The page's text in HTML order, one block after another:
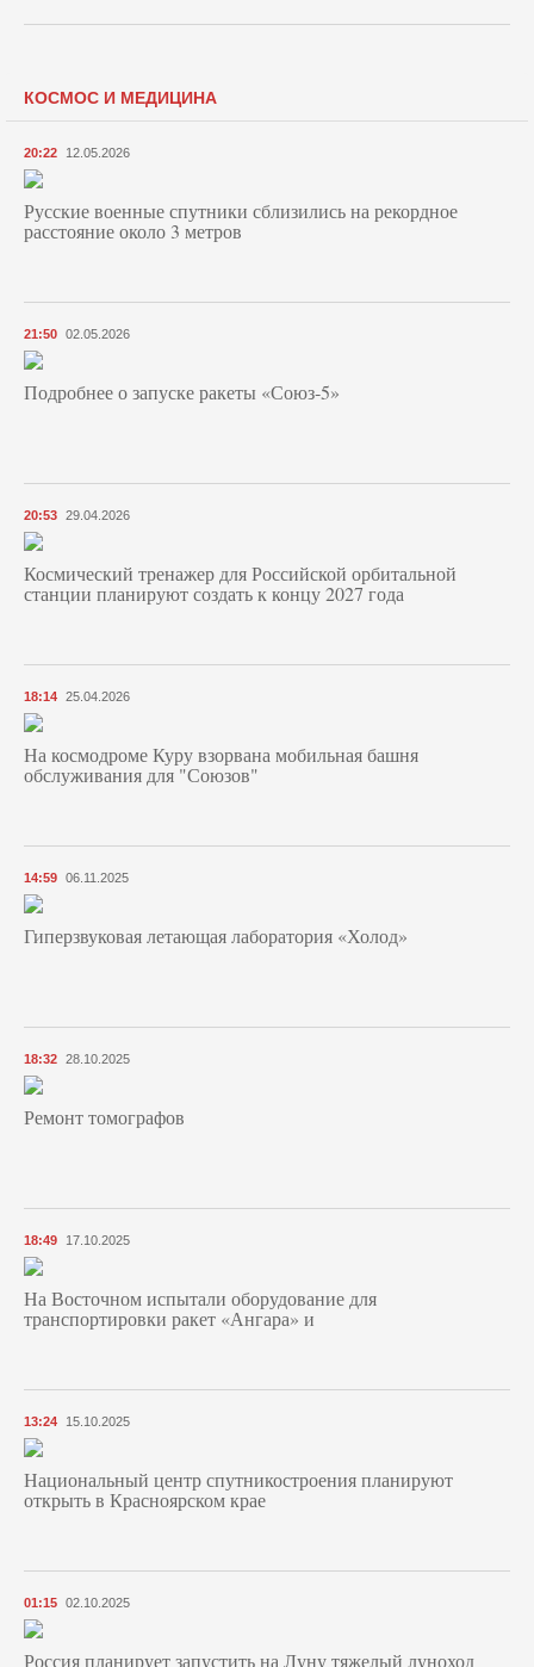
КОСМОС И МЕДИЦИНА
20:22 12.05.2026
Русские военные спутники сблизились на рекордное
расстояние около 3 метров
21:50 02.05.2026
Подробнее о запуске ракеты «Союз‑5»
20:53 29.04.2026
Космический тренажер для Российской орбитальной
станции планируют создать к концу 2027 года
18:14 25.04.2026
На космодроме Куру взорвана мобильная башня
обслуживания для "Союзов"
14:59 06.11.2025
Гиперзвуковая летающая лаборатория «Холод»
18:32 28.10.2025
Ремонт томографов
18:49 17.10.2025
На Восточном испытали оборудование для
транспортировки ракет «Ангара» и
13:24 15.10.2025
Национальный центр спутникостроения планируют
открыть в Красноярском крае
01:15 02.10.2025
Россия планирует запустить на Луну тяжелый луноход